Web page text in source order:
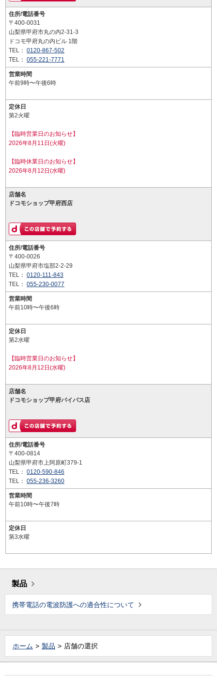
住所/電話番号
〒400-0031
山梨県甲府市丸の内2-31-3
ドコモ甲府丸の内ビル 1階
TEL： 0120-867-502
TEL： 055-221-7771
営業時間
午前9時〜午後6時
定休日
第2火曜
【臨時営業日のお知らせ】
2026年8月11日(火曜)
【臨時休業日のお知らせ】
2026年8月12日(水曜)
店舗名
ドコモショップ甲府西店
住所/電話番号
〒400-0026
山梨県甲府市塩部2-2-29
TEL： 0120-111-843
TEL： 055-230-0077
営業時間
午前10時〜午後6時
定休日
第2水曜
【臨時営業日のお知らせ】
2026年8月12日(水曜)
店舗名
ドコモショップ甲府バイパス店
住所/電話番号
〒400-0814
山梨県甲府市上阿原町379-1
TEL： 0120-590-846
TEL： 055-236-3260
営業時間
午前10時〜午後7時
定休日
第3水曜
製品
携帯電話の電波防護への適合性について
ホーム 製品 店舗の選択